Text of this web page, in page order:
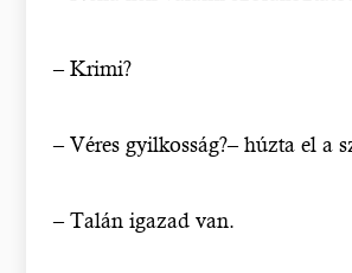
– Krimi?
– Véres gyilkosság?– húzta el a
– Talán igazad van.